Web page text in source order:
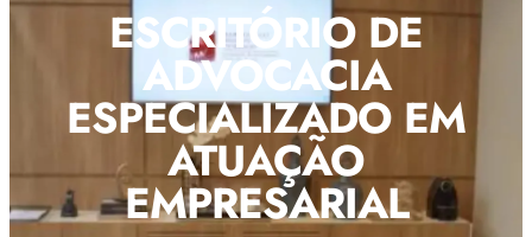
ESCRITÓRIO DE
ADVOCACIA
ESPECIALIZADO EM
ATUAÇÃO
EMPRESARIAL